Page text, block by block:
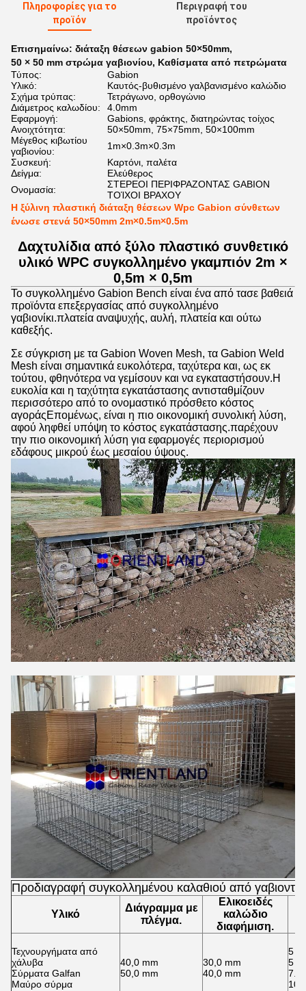
Πληροφορίες για το
προϊόν
Περιγραφή του
προϊόντος
Επισημαίνω: διάταξη θέσεων gabion 50×50mm,
50 × 50 mm στρώμα γαβιονίου, Καθίσματα από πετρώματα
Τύπος:
Gabion
Υλικό:
Καυτός-βυθισμένο γαλβανισμένο καλώδιο
Σχήμα τρύπας:
Τετράγωνο, ορθογώνιο
Διάμετρος καλωδίου:
4.0mm
Εφαρμογή:
Gabions, φράκτης, διατηρώντας τοίχος
Ανοιχτότητα:
50×50mm, 75×75mm, 50×100mm
Μέγεθος κιβωτίου
γαβιονίου:
1m×0.3m×0.3m
Συσκευή:
Καρτόνι, παλέτα
Δείγμα:
Ελεύθερος
Ονομασία:
ΣΤΕΡΕΟΙ ΠΕΡΙΦΡΑΖΟΝΤΑΣ GABION
ΤΟΊΧΟΙ ΒΡΑΧΟΥ
Η ξύλινη πλαστική διάταξη θέσεων Wpc Gabion σύνθετων
ένωσε στενά 50×50mm 2m×0.5m×0.5m
Δαχτυλίδια από ξύλο πλαστικό συνθετικό
υλικό WPC συγκολλημένο γκαμπιόν 2m ×
0,5m × 0,5m
Το συγκολλημένο Gabion Bench είναι ένα από τασε βαθειά
προϊόντα επεξεργασίας από συγκολλημένο
γαβιονίκι.πλατεία αναψυχής, αυλή, πλατεία και ούτω
καθεξής.
Σε σύγκριση με τα Gabion Woven Mesh, τα Gabion Weld
Mesh είναι σημαντικά ευκολότερα, ταχύτερα και, ως εκ
τούτου, φθηνότερα να γεμίσουν και να εγκαταστήσουν.Η
ευκολία και η ταχύτητα εγκατάστασης αντισταθμίζουν
περισσότερο από το ονομαστικό πρόσθετο κόστος
αγοράςΕπομένως, είναι η πιο οικονομική συνολική λύση,
αφού ληφθεί υπόψη το κόστος εγκατάστασης.παρέχουν
την πιο οικονομική λύση για εφαρμογές περιορισμού
εδάφους μικρού έως μεσαίου ύψους.
Προδιαγραφή συγκολλημένου καλαθιού από γαβιοντό
Υλικό
Διάγραμμα με
πλέγμα.
Ελικοειδές
καλώδιο
διαφήμιση.
Τεχνουργήματα από
χάλυβα
Σύρματα Galfan
Μαύρο σύρμα
40,0 mm
50,0 mm
30,0 mm
40,0 mm
5 ×
5 ×
10